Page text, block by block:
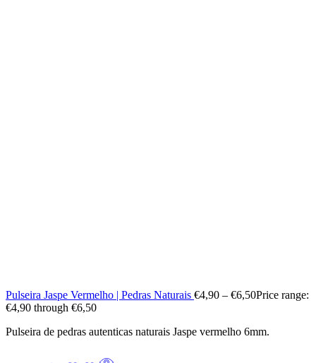
Pulseira Jaspe Vermelho | Pedras Naturais €4,90 – €6,50Price range:
€4,90 through €6,50
Pulseira de pedras autenticas naturais Jaspe vermelho 6mm.